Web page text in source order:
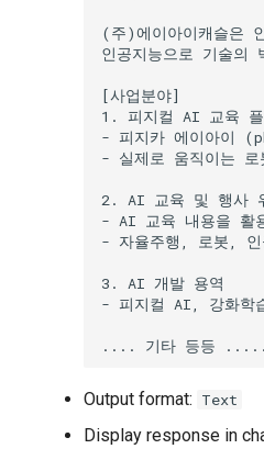
Output format: Text
Display response in